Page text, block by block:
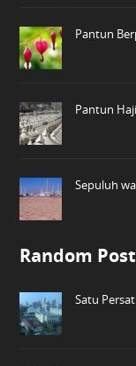
Pantun
Pantun Haji
Sepuluh
Random
Satu